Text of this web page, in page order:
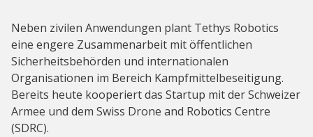
Neben zivilen Anwendungen plant Tethys Robotics
eine engere Zusammenarbeit mit öffentlichen
Sicherheitsbehörden und internationalen
Organisationen im Bereich Kampfmittelbeseitigung.
Bereits heute kooperiert das Startup mit der Schweizer
Armee und dem Swiss Drone and Robotics Centre
(SDRC).